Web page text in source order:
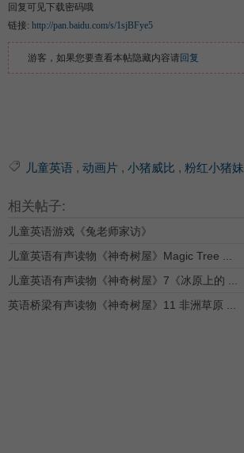
回复可见下载密码哦
链接: http://pan.baidu.com/s/1sjBFye5
游客，如果您要查看本帖隐藏内容请回复
儿童英语 , 动画片 , 小猪威比 , 粉红小猪妹
相关帖子:
儿童英语游戏《兔老师家访》
儿童英语有声读物《神奇树屋》Magic Tree ...
儿童英语有声读物《神奇树屋》7《冰原上的 ...
英语桥梁有声读物《神奇树屋》11 非洲草原 ...